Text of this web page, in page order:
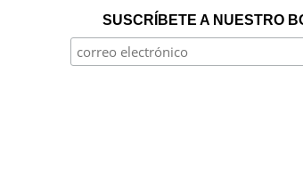
SUSCRÍBETE A NUESTRO